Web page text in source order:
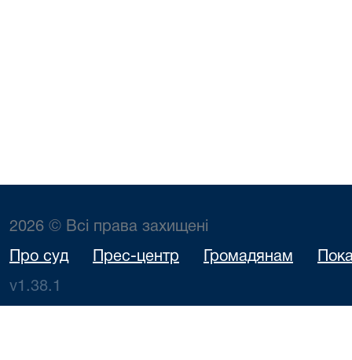
2026 © Всі права захищені
Про суд Прес-центр Громадянам
v1.38.1